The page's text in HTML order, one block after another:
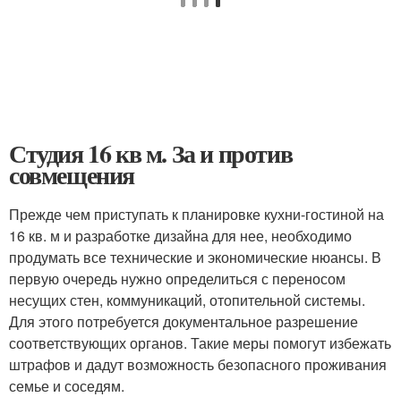
Студия 16 кв м. За и против
совмещения
Прежде чем приступать к планировке кухни-гостиной на
16 кв. м и разработке дизайна для нее, необходимо
продумать все технические и экономические нюансы. В
первую очередь нужно определиться с переносом
несущих стен, коммуникаций, отопительной системы.
Для этого потребуется документальное разрешение
соответствующих органов. Такие меры помогут избежать
штрафов и дадут возможность безопасного проживания
семье и соседям.